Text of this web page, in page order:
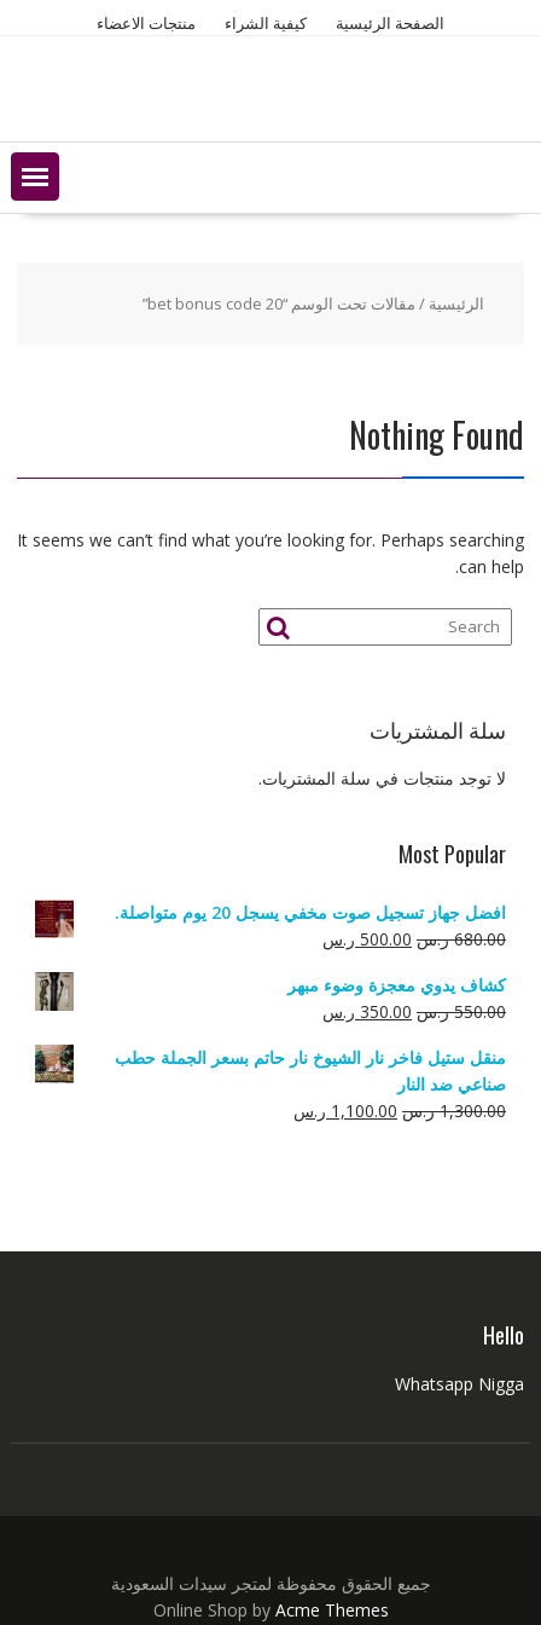
الصفحة الرئيسية كيفية الشراء منتجات الاعضاء
الرئيسية / مقالات تحت الوسم “20 bet bonus code”
Nothing Found
It seems we can’t find what you’re looking for. Perhaps searching
can help.
سلة المشتريات
لا توجد منتجات في سلة المشتريات.
Most Popular
افضل جهاز تسجيل صوت مخفي يسجل 20 يوم متواصلة.
680.00 ر.س السعر
هو:
680.00 ر.س.
500.00 ر.سالسعر
هو:
500.00 ر.س.
كشاف يدوي معجزة وضوء مبهر
550.00 ر.س السعر
هو:
550.00 ر.س.
350.00 ر.سالسعر
هو:
منقل ستيل فاخر نار الشيوخ نار حاتم بسعر الجملة حطب
صناعي ضد النار
1,300.00 ر.س السعر
1,100.00 ر.سالسعر
Hello
Whatsapp Nigga
جميع الحقوق محفوظة لمتجر سيدات السعودية
Online Shop by Acme Themes